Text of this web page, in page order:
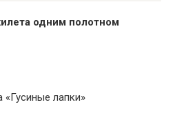
одним полотном